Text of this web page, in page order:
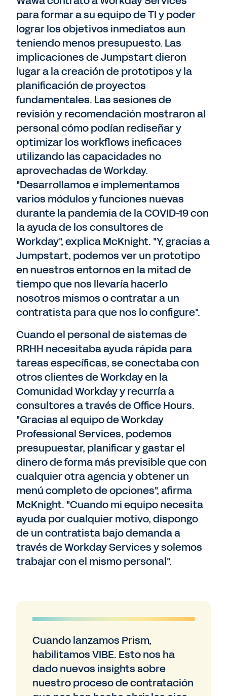
para formar a su equipo de TI y poder
lograr los objetivos inmediatos aun
teniendo menos presupuesto. Las
implicaciones de Jumpstart dieron
lugar a la creación de prototipos y la
planificación de proyectos
fundamentales. Las sesiones de
revisión y recomendación mostraron al
personal cómo podían rediseñar y
optimizar los workflows ineficaces
utilizando las capacidades no
aprovechadas de Workday.
"Desarrollamos e implementamos
varios módulos y funciones nuevas
durante la pandemia de la COVID-19 con
la ayuda de los consultores de
Workday", explica McKnight. "Y, gracias a
Jumpstart, podemos ver un prototipo
en nuestros entornos en la mitad de
tiempo que nos llevaría hacerlo
nosotros mismos o contratar a un
contratista para que nos lo configure".
Cuando el personal de sistemas de
RRHH necesitaba ayuda rápida para
tareas específicas, se conectaba con
otros clientes de Workday en la
Comunidad Workday y recurría a
consultores a través de Office Hours.
"Gracias al equipo de Workday
Professional Services, podemos
presupuestar, planificar y gastar el
dinero de forma más previsible que con
cualquier otra agencia y obtener un
menú completo de opciones", afirma
McKnight. "Cuando mi equipo necesita
ayuda por cualquier motivo, dispongo
de un contratista bajo demanda a
través de Workday Services y solemos
trabajar con el mismo personal".
Cuando lanzamos Prism,
habilitamos VIBE. Esto nos ha
dado nuevos insights sobre
nuestro proceso de contratación